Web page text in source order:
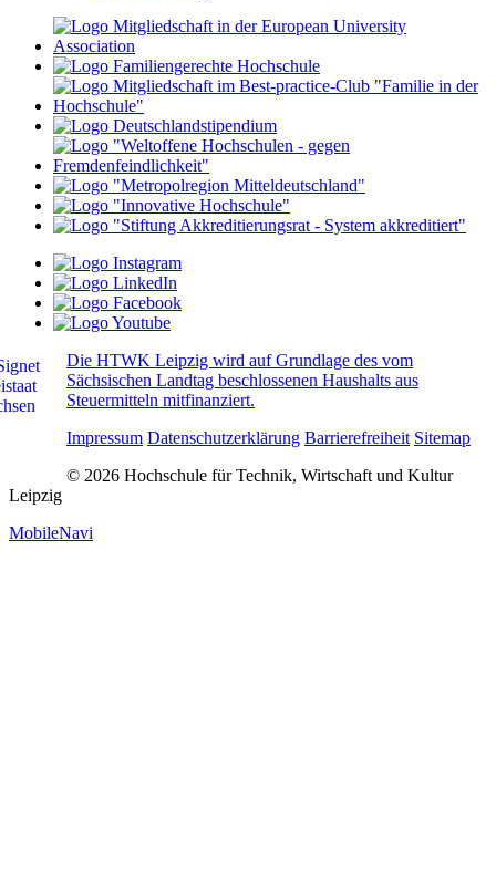
Die HTWK Leipzig wird auf Grundlage des vom
Sächsischen Landtag beschlossenen Haushalts aus
Steuermitteln mitfinanziert.
Impressum Datenschutzerklärung Barrierefreiheit Sitemap
© 2026 Hochschule für Technik, Wirtschaft und Kultur
Leipzig
MobileNavi